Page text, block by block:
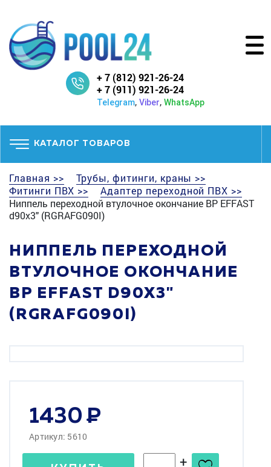
+ 7 (812) 921-26-24
+ 7 (911) 921-26-24
Telegram, Viber, WhatsApp
КАТАЛОГ ТОВАРОВ
Главная >>
Трубы, фитинги, краны >>
Фитинги ПВХ >>
Адаптер переходной ПВХ >>
Ниппель переходной втулочное окончание ВР EFFAST
d90x3" (RGRAFG090I)
НИППЕЛЬ ПЕРЕХОДНОЙ
ВТУЛОЧНОЕ ОКОНЧАНИЕ
ВР EFFAST D90X3"
(RGRAFG090I)
1430
Артикул: 5610
+